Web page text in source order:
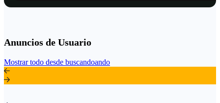
Anuncios de Usuario
Mostrar todo desde buscandoando